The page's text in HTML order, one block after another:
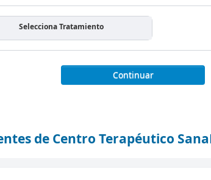
Selecciona Tratamiento
Continuar
de Centro Terapéutico